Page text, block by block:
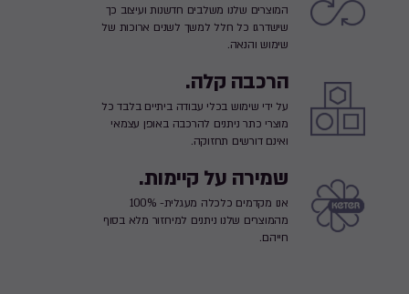
המוצרים שלנו משלבים חדשנות ועיצוב כך
שישדרגו כל חלל למשך לשנים ארוכות של
שימוש והנאה.
הרכבה קלה.
על ידי שימוש בכלי עבודה ביתיים בלבד כל
מוצרי כתר ניתנים להרכבה באופן עצמאי
ואינם דורשים תחזוקה.
שמירה על קיימות.
אנו מקדמים כלכלה מעגלית- 100%
מהמוצרים שלנו ניתנים למיחזור מלא בסוף
חייהם.